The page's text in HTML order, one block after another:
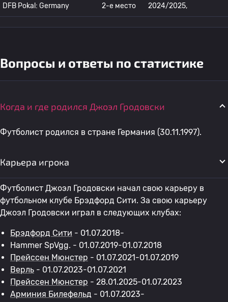
DFB Pokal: Germany 2-е место 2024/2025,
Вопросы и ответы по статистике
Когда и где родился Джоэл Гродовски
Футболист родился в стране Германия (30.11.1997).
Карьера игрока
Футболист Джоэл Гродовски начал свою карьеру в
футбольном клубе Брэдфорд Сити. За свою карьеру
Джоэл Гродовски играл в следующих клубах:
Брэдфорд Сити - 01.07.2018-
Hammer SpVgg. - 01.07.2019-01.07.2018
Прейссен Мюнстер - 01.07.2021-01.07.2019
Верль - 01.07.2023-01.07.2021
Прейссен Мюнстер - 28.01.2025-01.07.2023
Арминия Билефельд - 01.07.2023-